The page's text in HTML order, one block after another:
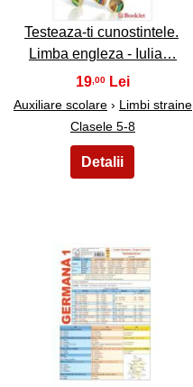
Testeaza-ti cunostintele.
Limba engleza - Iulia…
19,00
Auxiliare scolare› Limbi straine
Clasele 5-8
35